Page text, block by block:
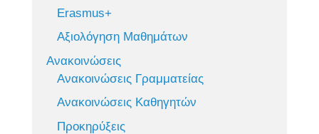
Erasmus+
Αξιολόγηση Μαθημάτων
Ανακοινώσεις
Ανακοινώσεις Γραμματείας
Ανακοινώσεις Καθηγητών
Προκηρύξεις